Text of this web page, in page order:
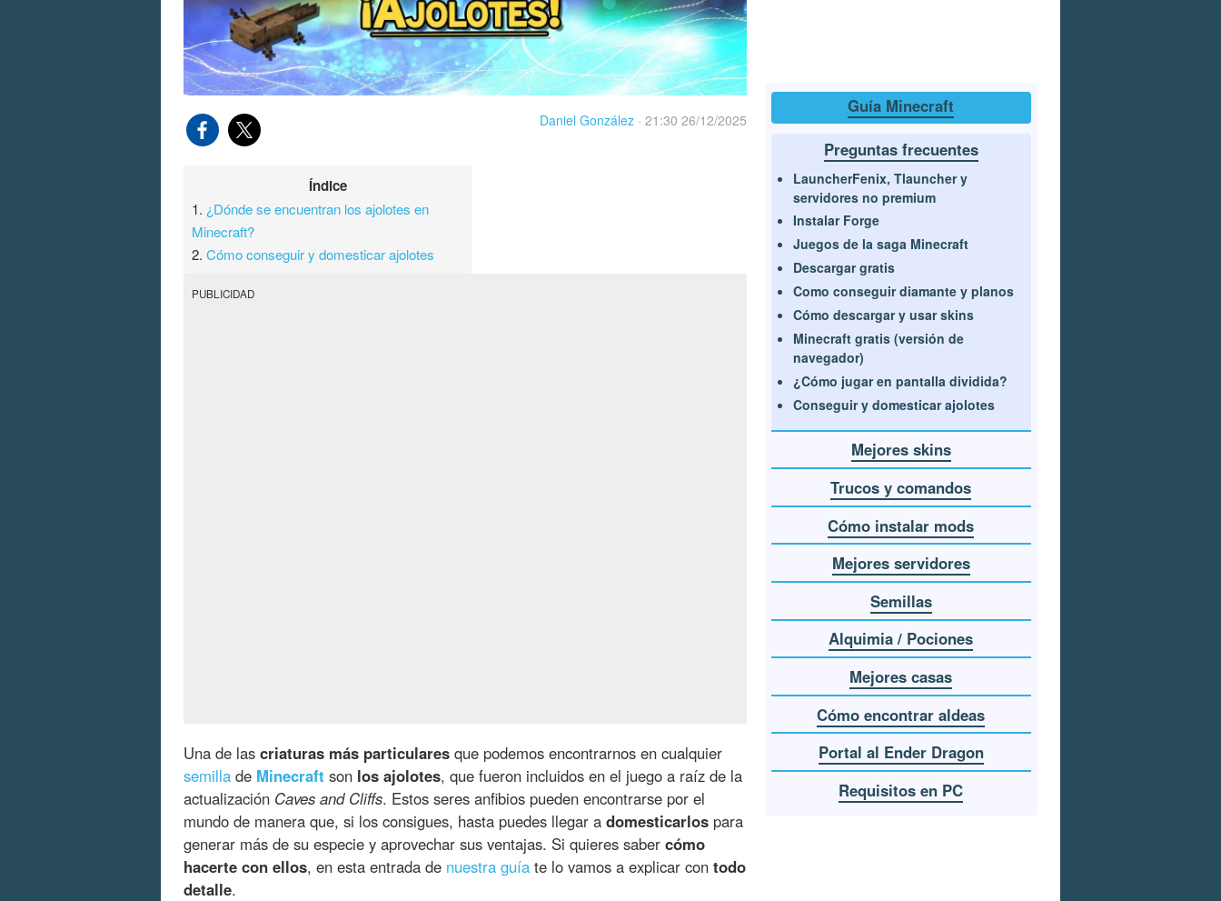
Daniel González · 21:30 26/12/2025
Índice
1. ¿Dónde se encuentran los ajolotes en
Minecraft?
2.Cómo conseguir y domesticar ajolotes
PUBLICIDAD
Una de las criaturas más particulares que podemos encontrarnos en cualquier
semilla de Minecraft son los ajolotes, que fueron incluidos en el juego a raíz de la
actualización Caves and Cliffs. Estos seres anfibios pueden encontrarse por el
mundo de manera que, si los consigues, hasta puedes llegar a domesticarlos para
generar más de su especie y aprovechar sus ventajas. Si quieres saber cómo
hacerte con ellos, en esta entrada de nuestra guía te lo vamos a explicar con todo
detalle.
Guía Minecraft
Preguntas frecuentes
LauncherFenix, Tlauncher y
servidores no premium
Instalar Forge
Juegos de la saga Minecraft
Descargar gratis
Como conseguir diamante y planos
Cómo descargar y usar skins
Minecraft gratis (versión de
navegador)
¿Cómo jugar en pantalla dividida?
Conseguir y domesticar ajolotes
Mejores skins
Trucos y comandos
Cómo instalar mods
Mejores servidores
Semillas
Alquimia / Pociones
Mejores casas
Cómo encontrar aldeas
Portal al Ender Dragon
Requisitos en PC